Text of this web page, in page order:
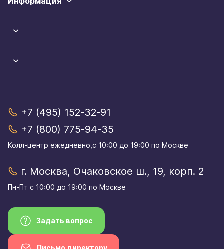
+7 (495) 152-32-91
+7 (800) 775-94-35
Колл-центр eжедневно,с 10:00 до 19:00 по Москве
г. Москва, Очаковское ш., 19, корп. 2
Пн-Пт с 10:00 до 19:00 по Москве
Задать вопрос
Письмо директору